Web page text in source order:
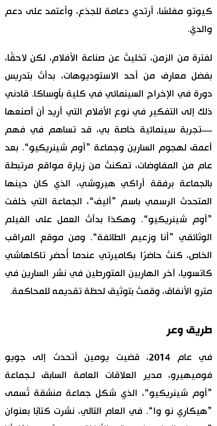
كيوتو مفلسًا، أرتدي دعامة للجذع، وأعتمد على دعم
والديّ.
لفترة من الزمن، تخليتُ عن صناعة الأفلام، لكن لاحقًا،
بفضل معارف من أحد الاستوديوهات، بدأتُ بتدريس
دورة في الإخراج السينمائي في كلية بأوساكا. قادني
ذلك إلى التفكير في نوع الأفلام التي أريد أن أصنعها
—تجربة سينمائية خاصة بي، قد تساهم في فهم
أعمق لهجوم السارين وجماعة ”أوم شينريكيو“. بعد
عام من المفاوضات، تمكنتُ من زيارة مواقع مرتبطة
بالجماعة برفقة أراكي هيروشي، الذي كان حينها
المتحدث الرسمي باسم ”أليف“، الجماعة التي خلفت
”أوم شينريكيو“. وهكذا بدأتُ العمل على الفيلم
الوثائقي ”أنا وزعيم الطائفة“. ومن موقع المراقب
الخاص، كنتُ حاضرًا بكاميرتي عندما أُحضر تاكاهاشي
كاتسويا، آخر الهاربين المتورطين في نشر السارين في
مترو الأنفاق، وقمتُ بتوثيق لحظة تقديمه للمحاكمة.
طريق وعر
في عام 2014، قضيت يومين أتحدث إلى جويو
فوميهيرو، مدير العلاقات العامة السابق لـجماعة
”أوم شينريكيو“، الذي شكل جماعة منشقة تُسمى
”هيكاري نو وا“. في العام التالي، نشرت كتابًا بعنوان